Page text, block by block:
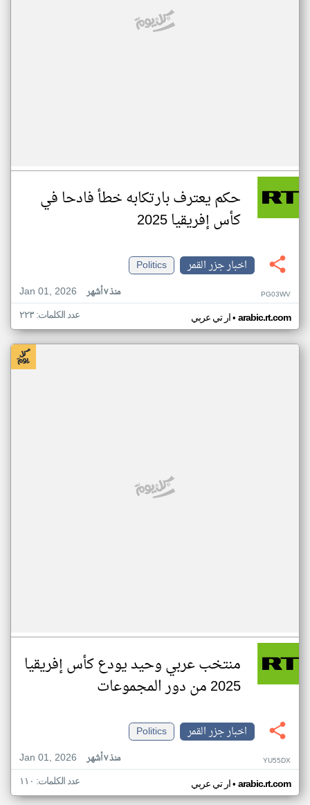
حكم يعترف بارتكابه خطأ فادحا في
كأس إفريقيا 2025
اخبار جزر القمر
Politics
Jan 01, 2026
منذ ٧ أشهر PG03WV
ار تي عربي• arabic.rt.com عدد الكلمات: ٢٢٣
منتخب عربي وحيد يودع كأس إفريقيا
2025 من دور المجموعات
اخبار جزر القمر
Politics
Jan 01, 2026
منذ ٧ أشهر YU55DX
ار تي عربي• arabic.rt.com عدد الكلمات: ١١٠